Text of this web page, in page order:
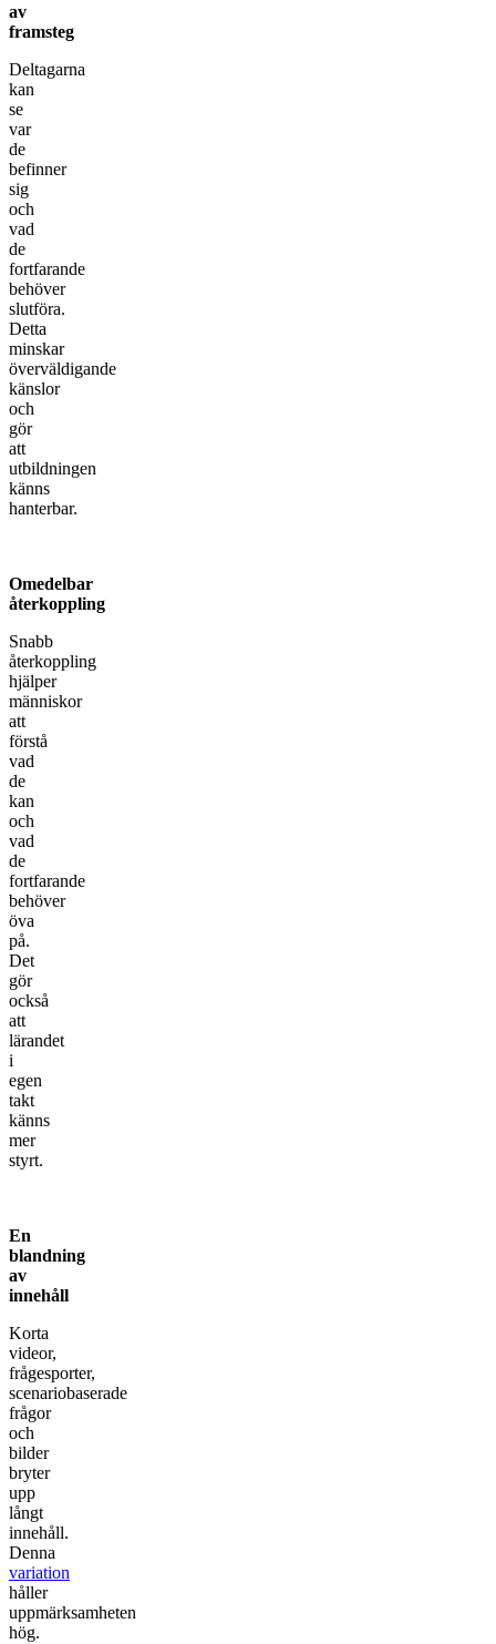
av
framsteg
Deltagarna
kan
se
var
de
befinner
sig
och
vad
de
fortfarande
behöver
slutföra.
Detta
minskar
överväldigande
känslor
och
gör
att
utbildningen
känns
hanterbar.
Omedelbar
återkoppling
Snabb
återkoppling
hjälper
människor
att
förstå
vad
de
kan
och
vad
de
fortfarande
behöver
öva
på.
Det
gör
också
att
lärandet
i
egen
takt
känns
mer
styrt.
En
blandning
av
innehåll
Korta
videor,
frågesporter,
scenariobaserade
frågor
och
bilder
bryter
upp
långt
innehåll.
Denna
variation
håller
uppmärksamheten
hög.